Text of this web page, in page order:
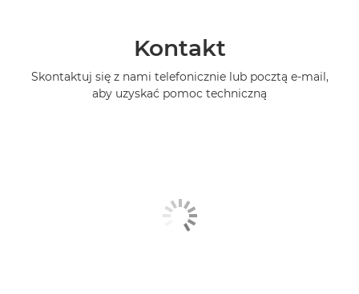
Kontakt
Skontaktuj się z nami telefonicznie lub pocztą e-mail,
aby uzyskać pomoc techniczną